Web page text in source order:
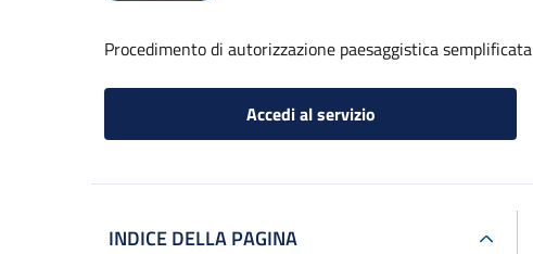
Procedimento di autorizzazione paesaggistica semplificata
Accedi al servizio
INDICE DELLA PAGINA